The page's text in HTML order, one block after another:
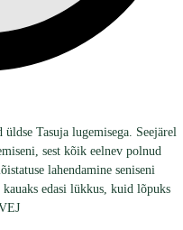
Tasuja lugemisega. Seejärel
sest kõik eelnev polnud
lahendamine seniseni
edasi lükkus, kuid lõpuks